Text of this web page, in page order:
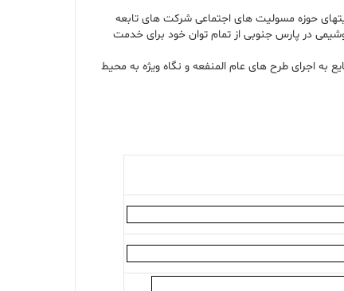
و ورزشی از فعالیتهای حوزه مسولیت های اجتماعی شرکت های تابعه
در پارس جنوبی از تمام توان خود برای خدمت
اجرای طرح های عام المنفعه و نگاه ویژه به محیط